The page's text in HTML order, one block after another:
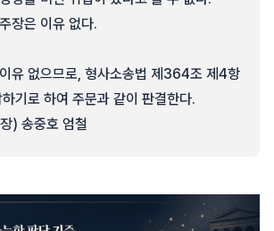
장은 이유 없다.
유 없으므로, 형사소송법 제364조 제4항
기로 하여 주문과 같이 판결한다.
) 송중호 엄철